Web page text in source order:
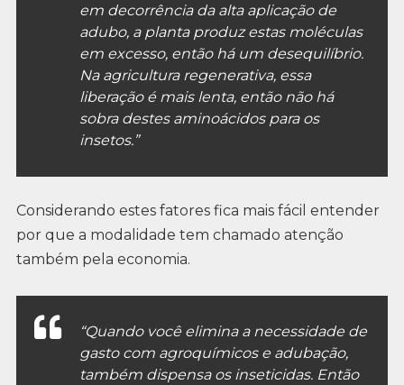
em decorrência da alta aplicação de
adubo, a planta produz estas moléculas
em excesso, então há um desequilíbrio.
Na agricultura regenerativa, essa
liberação é mais lenta, então não há
sobra destes aminoácidos para os
insetos.”
Considerando estes fatores fica mais fácil entender
por que a modalidade tem chamado atenção
também pela economia.
“Quando você elimina a necessidade de
gasto com agroquímicos e adubação,
também dispensa os inseticidas. Então